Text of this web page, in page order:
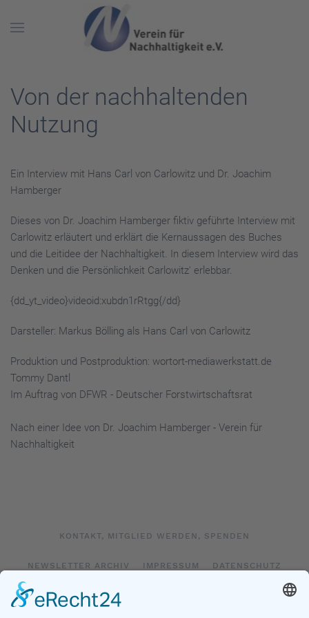
Skip to main content
Von der nachhaltenden
Nutzung
Ein Interview mit Hans Carl von Carlowitz und Dr. Joachim
Hamberger
Dieses von Dr. Joachim Hamberger fiktiv geführte Interview mit
Carlowitz erläutert und erklärt die Kernaussagen des Buches
und die Leitidee der Nachhaltigkeit. In diesem Interview wird das
Denken und die Persönlichkeit Carlowitz' erlebbar.
{dd_yt_video}videoid:xubdn1rRtgg{/dd}
Darsteller: Markus Bölling als Hans Carl von Carlowitz
Produktion und Postproduktion: wortort-mediawerkstatt.de
Tommy Dantl
Im Auftrag von DFWR - Deutscher Forstwirtschaftsrat
Nach einer Idee von Dr. Joachim Hamberger - Verein für
Nachhaltigkeit
KONTAKT, MITGLIED WERDEN, SPENDEN
NEWSLETTER ARCHIV IMPRESSUM DATENSCHUTZ
LOGIN IMPRESSUM SOCIAL MEDIA